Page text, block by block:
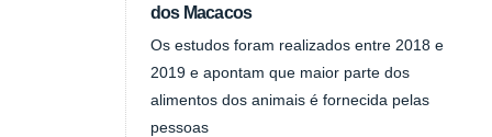
dos Macacos
Os estudos foram realizados entre 2018 e
2019 e apontam que maior parte dos
alimentos dos animais é fornecida pelas
pessoas